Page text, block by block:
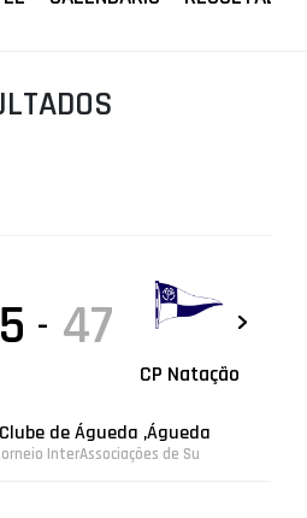
- 47
CP Natação
de Águeda ,Águeda
InterAssociações de Su